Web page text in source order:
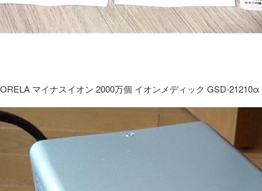
ORELA マイナスイオン 2000万個 イオンメディック GSD-21210α